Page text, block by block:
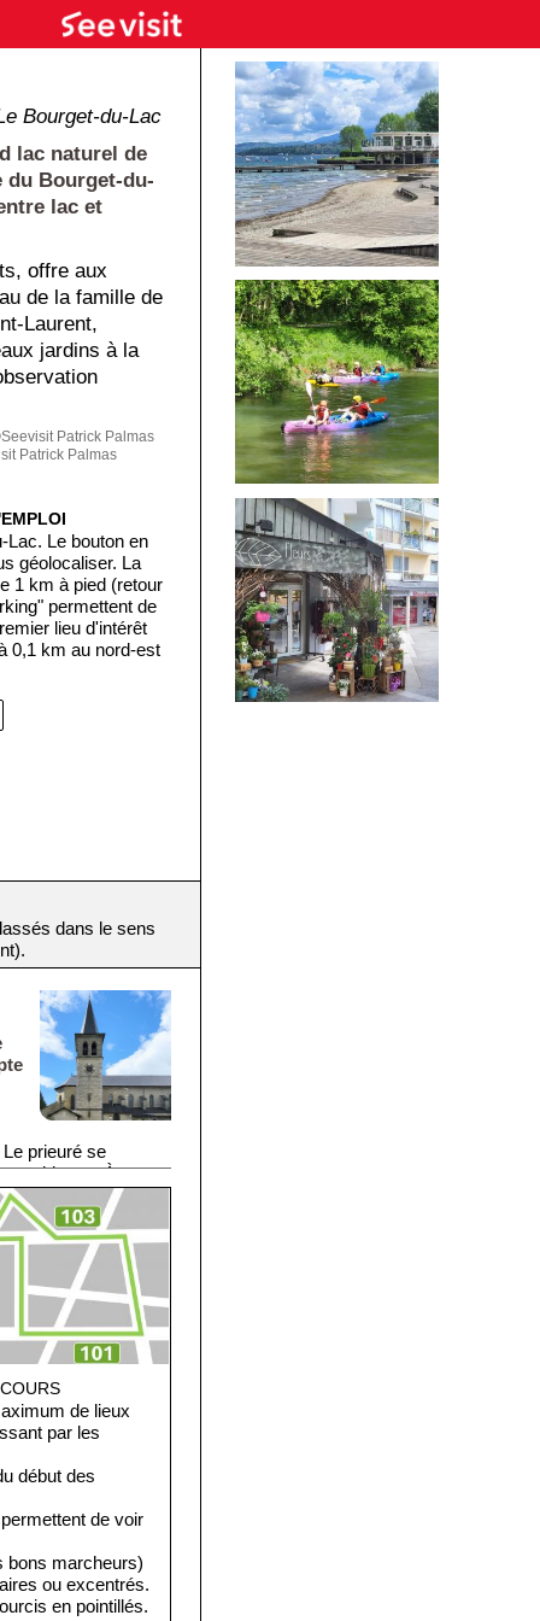
Bourget-du-Lac
lac naturel de
du Bourget-du-
lac et
offre aux
de la famille de
Laurent,
jardins à la
Patrick Palmas
Patrick Palmas
Lac. Le bouton en
géolocaliser. La
1 km à pied (retour
permettent de
lieu d'intérêt
0,1 km au nord-est
dans le sens
prieuré se
gothiques. À
la
de toute beauté.
et un verger
de lieux
par les
début des
de voir
bons marcheurs)
ou excentrés.
en pointillés.